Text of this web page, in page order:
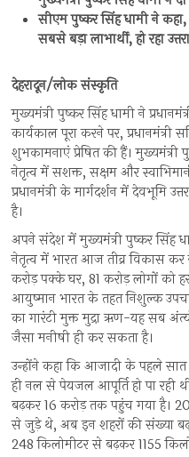
सीएम पुष्कर सिंह धामी ने कहा,
सबसे बड़ा लाभार्थी, हो रहा
देहरादून/लोक संस्कृति
मुख्यमंत्री पुष्कर सिंह धामी ने
कार्यकाल पूरा करने पर,
शुभकामनाएं प्रेषित की हैं। मुख्यमंत्री
नेतृत्व में सशक्त, सक्षम और
प्रधानमंत्री के मार्गदर्शन में देवभूमि
है।
अपने संदेश में मुख्यमंत्री पुष्कर सिंह
नेतृत्व में भारत आज तीव्र विकास
करोड़ पक्के घर, 81 करोड़ लोगों को
आयुष्मान भारत के तहत निशुल्क
का गारंटी मुक्त मुद्रा ऋण-यह सब
जैसा मनीषी ही कर सकता है।
उन्होंने कहा कि आजादी के पहले
ही नल से पेयजल आपूर्ति हो पा
बढ़कर 16 करोड़ तक पहुंच गया है।
से जुड़े थे, अब इन शहरों की संख्या
248 किलोमीटर से बढ़कर 1155